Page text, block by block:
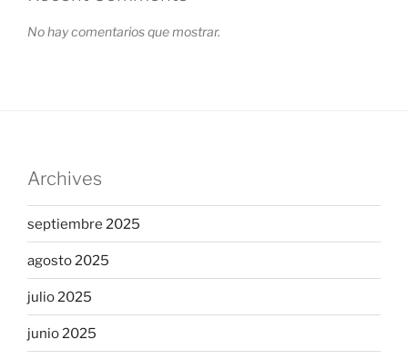
No hay comentarios que mostrar.
Archives
septiembre 2025
agosto 2025
julio 2025
junio 2025